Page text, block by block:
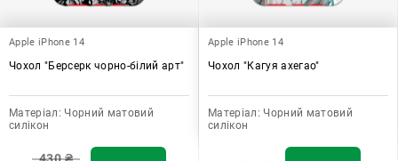
Apple iPhone 14
Чохол "Берсерк чорно-білий арт"
Матеріал: Чорний матовий
силікон
Apple iPhone 14
Чохол "Кагуя ахегао"
Матеріал: Чорний матовий
силікон